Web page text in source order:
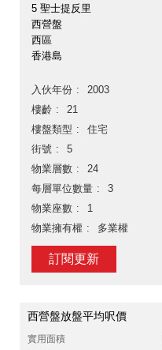
5 聖士提反里
西營盤
西區
香港島
入伙年份
2003
樓齡
21
樓盤類型
住宅
街號
5
物業層數
24
每層單位數量
3
物業座數
1
物業擁有權
多業權
訂閱更新
西營盤放盤平均呎價
實用面積